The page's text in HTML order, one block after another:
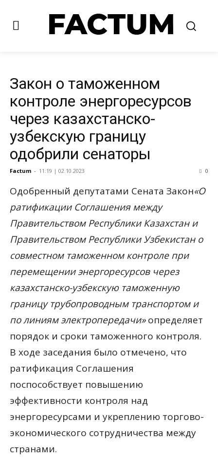
Закон о таможенном
контроле энергоресурсов
через казахстанско-
узбекскую границу
одобрили сенаторы
Factum - 11:19 | 02.10.2023 0
Одобренный депутатами Сената Закон«О
ратификации Соглашения между
Правительством Республики Казахстан и
Правительством Республики Узбекистан о
совместном таможенном контроле при
перемещении энергоресурсов через
казахстанско-узбекскую таможенную
границу трубопроводным транспортом и
по линиям электропередачи»определяет
порядок и сроки таможенного контроля.
В ходе заседания было отмечено, что
ратификация Соглашения
поспособствует повышению
эффективности контроля над
энергоресурсами и укреплению торгово-
экономического сотрудничества между
странами.